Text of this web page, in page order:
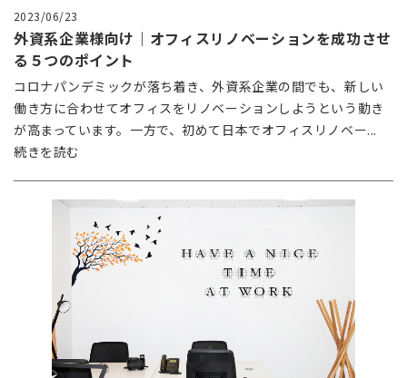
2023/06/23
外資系企業様向け｜オフィスリノベーションを成功させ
る５つのポイント
コロナパンデミックが落ち着き、外資系企業の間でも、新しい
働き方に合わせてオフィスをリノベーションしようという動き
が高まっています。一方で、初めて日本でオフィスリノベー...
続きを読む